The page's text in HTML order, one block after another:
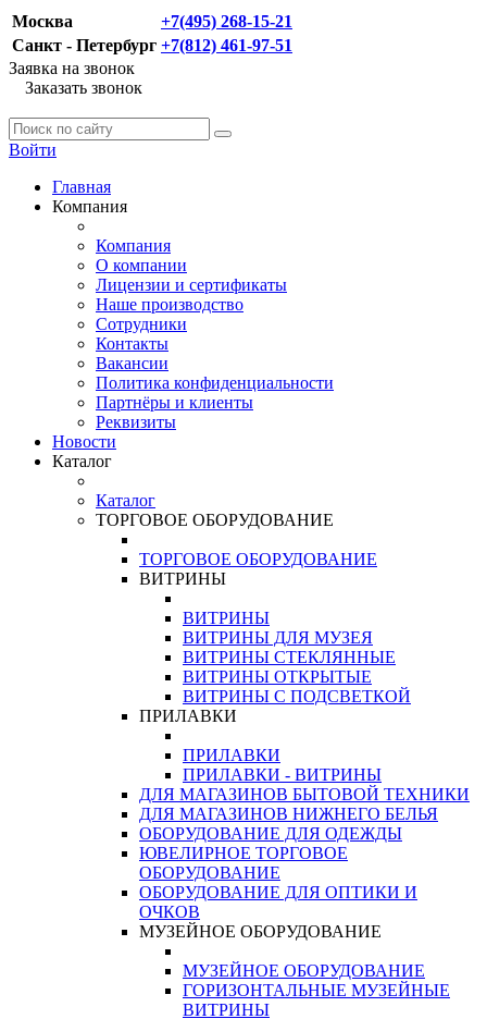
Москва
+7(495) 268-15-21
Санкт - Петербург +7(812) 461-97-51
Заявка на звонок
Заказать звонок
Войти
Главная
Компания
Компания
О компании
Лицензии и сертификаты
Наше производство
Сотрудники
Контакты
Вакансии
Политика конфиденциальности
Партнёры и клиенты
Реквизиты
Новости
Каталог
Каталог
ТОРГОВОЕ ОБОРУДОВАНИЕ
ТОРГОВОЕ ОБОРУДОВАНИЕ
ВИТРИНЫ
ВИТРИНЫ
ВИТРИНЫ ДЛЯ МУЗЕЯ
ВИТРИНЫ СТЕКЛЯННЫЕ
ВИТРИНЫ ОТКРЫТЫЕ
ВИТРИНЫ С ПОДСВЕТКОЙ
ПРИЛАВКИ
ПРИЛАВКИ
ПРИЛАВКИ - ВИТРИНЫ
ДЛЯ МАГАЗИНОВ БЫТОВОЙ ТЕХНИКИ
ДЛЯ МАГАЗИНОВ НИЖНЕГО БЕЛЬЯ
ОБОРУДОВАНИЕ ДЛЯ ОДЕЖДЫ
ЮВЕЛИРНОЕ ТОРГОВОЕ
ОБОРУДОВАНИЕ
ОБОРУДОВАНИЕ ДЛЯ ОПТИКИ И
ОЧКОВ
МУЗЕЙНОЕ ОБОРУДОВАНИЕ
МУЗЕЙНОЕ ОБОРУДОВАНИЕ
ГОРИЗОНТАЛЬНЫЕ МУЗЕЙНЫЕ
ВИТРИНЫ